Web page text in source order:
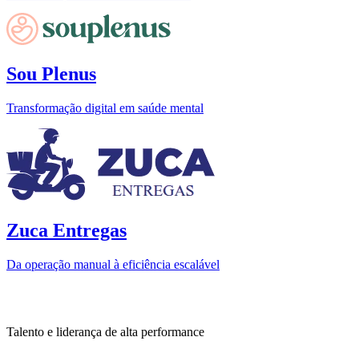
Sou Plenus
Transformação digital em saúde mental
Zuca Entregas
Da operação manual à eficiência escalável
Talento e liderança de alta performance